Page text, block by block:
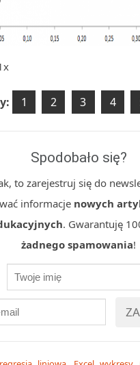
1 2 3 4
Spodobało się?
to zarejestruj się do
informacje nowych
. Gwarantuję
żadnego spamowania!